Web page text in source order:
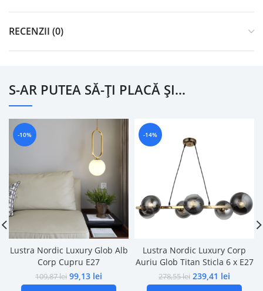
RECENZII (0)
S-AR PUTEA SĂ-ȚI PLACĂ ȘI…
-10%
Lustra Nordic Luxury Glob Alb
Corp Cupru E27
109,87lei 99,13 lei
-14%
Lustra Nordic Luxury Corp
Auriu Glob Titan Sticla 6 x E27
278,55lei 239,41 lei